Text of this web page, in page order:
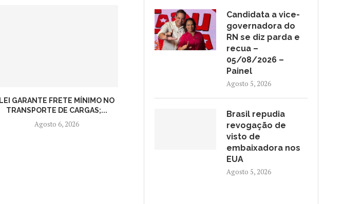
LEI GARANTE FRETE MÍNIMO NO
TRANSPORTE DE CARGAS;...
Agosto 6, 2026
CANDIDATA A VICE-
GOVERNADORA DO RN SE DIZ
BRASIL REPUDIA
VISTO DE EMBAIXADORA
Candidata a vice-
governadora do
RN se diz parda e
recua –
05/08/2026 –
Painel
Agosto 5, 2026
Brasil repudia
revogação de
visto de
embaixadora nos
EUA
Agosto 5, 2026